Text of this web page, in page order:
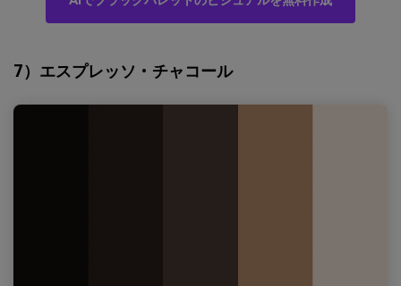
7）エスプレッソ・チャコール